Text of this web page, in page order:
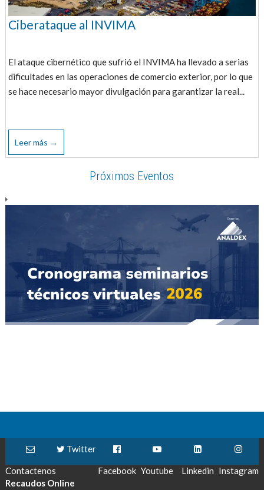
Ciberataque al INVIMA
El ataque cibernético que sufrió el INVIMA ha llevado a serias
dificultades en las operaciones de comercio exterior, por lo que
se hace necesario mayor divulgación para garantizar la real...
Leer más →
Próximos Eventos
Contactenos
Twitter
Facebook Youtube Linkedin Instagram
Recaudos Online